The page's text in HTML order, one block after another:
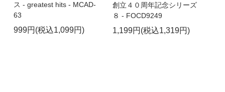
ス - greatest hits - MCAD-
63
999円(税込1,099円)
創立４０周年記念シリーズ
８ - FOCD9249
1,199円(税込1,319円)